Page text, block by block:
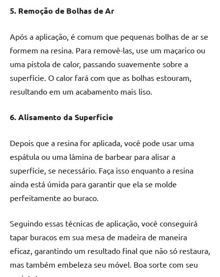
5. Remoção de Bolhas de Ar
Após a aplicação, é comum que pequenas bolhas de ar se
formem na resina. Para removê-las, use um maçarico ou
uma pistola de calor, passando suavemente sobre a
superfície. O calor fará com que as bolhas estouram,
resultando em um acabamento mais liso.
6. Alisamento da Superfície
Depois que a resina for aplicada, você pode usar uma
espátula ou uma lâmina de barbear para alisar a
superfície, se necessário. Faça isso enquanto a resina
ainda está úmida para garantir que ela se molde
perfeitamente ao buraco.
Seguindo essas técnicas de aplicação, você conseguirá
tapar buracos em sua mesa de madeira de maneira
eficaz, garantindo um resultado final que não só restaura,
mas também embeleza seu móvel. Boa sorte com seu